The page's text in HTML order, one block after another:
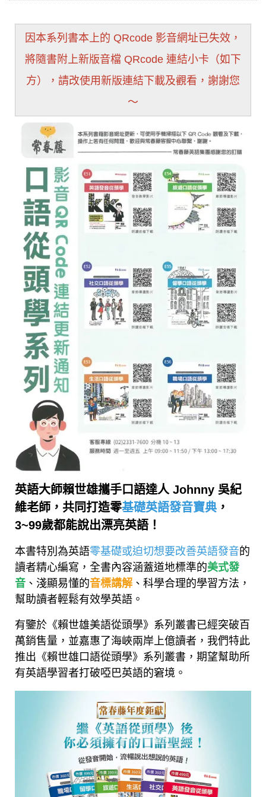
因本系列書本上的 QRcode 影音網址已失效，
將隨書附上新版音檔 QRcode 連結小卡（如下
方），請改使用新版連結下載及觀看，謝謝您
～
英語大師賴世雄攜手口語達人 Johnny 吳紀
維老師，共同打造零基礎英語發音寶典 ，
3~99歲都能說出漂亮英語！
本書特別為英語零基礎或迫切想要改善英語發音的
讀者精心編寫，全書內容涵蓋道地標準的美式發
音 、淺顯易懂的音標講解 、科學合理的學習方法，
幫助讀者輕鬆有效學英語。
有鑒於《賴世雄美語從頭學》系列叢書已經突破百
萬銷售量，並嘉惠了海峽兩岸上億讀者，我們特此
推出《賴世雄口語從頭學》系列叢書，期望幫助所
有英語學習者打破啞巴英語的窘境。